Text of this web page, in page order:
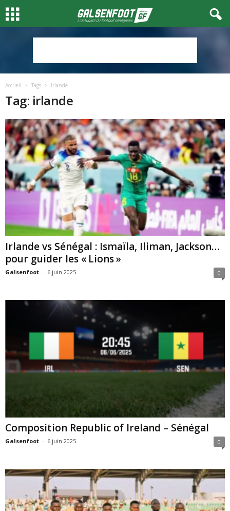
Accueil Tags Irlande
Tag: irlande
Irlande vs Sénégal : Ismaïla, Iliman, Jackson…
pour guider les « Lions »
Galsenfoot - 6 juin 2025 0
Composition Republic of Ireland – Sénégal
Galsenfoot - 6 juin 2025 0